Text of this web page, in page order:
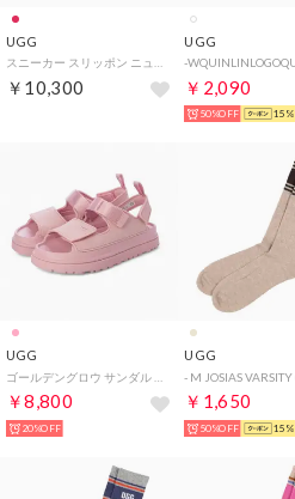
UGG
￥10,300
UGG
￥2,090
50%OFF 15%
UGG
￥8,800
20%OFF
UGG
￥1,650
50%OFF 15%